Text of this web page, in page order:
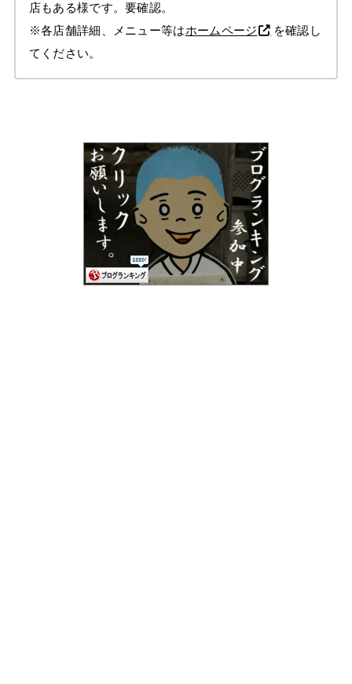
店もある様です。要確認。
※各店舗詳細、メニュー等はホームページ
を確認し
てください。